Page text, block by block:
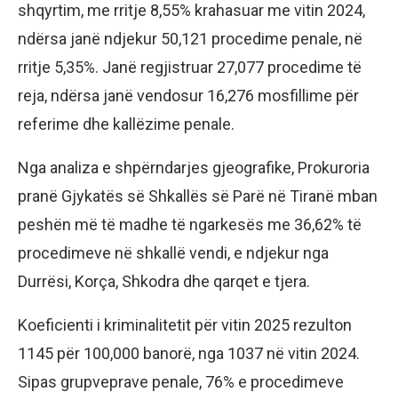
shqyrtim, me rritje 8,55% krahasuar me vitin 2024,
ndërsa janë ndjekur 50,121 procedime penale, në
rritje 5,35%. Janë regjistruar 27,077 procedime të
reja, ndërsa janë vendosur 16,276 mosfillime për
referime dhe kallëzime penale.
Nga analiza e shpërndarjes gjeografike, Prokuroria
pranë Gjykatës së Shkallës së Parë në Tiranë mban
peshën më të madhe të ngarkesës me 36,62% të
procedimeve në shkallë vendi, e ndjekur nga
Durrësi, Korça, Shkodra dhe qarqet e tjera.
Koeficienti i kriminalitetit për vitin 2025 rezulton
1145 për 100,000 banorë, nga 1037 në vitin 2024.
Sipas grupveprave penale, 76% e procedimeve